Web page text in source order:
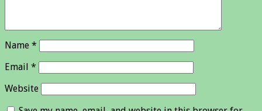
Name *
Email *
Website